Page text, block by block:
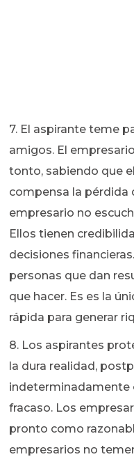
7. El aspirante teme
amigos. El
tonto, sabiendo que
compensa la pérdida
empresario no
Ellos tienen
decisiones
personas que dan
que hacer. Es es la
rápida para generar
8. Los aspirantes
la dura realidad,
indeterminadamente
fracaso. Los
pronto como
empresarios no